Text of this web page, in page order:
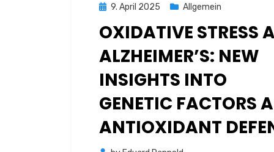
Posted
9. April 2025 Allgemein
OXIDATIVE STRESS
ALZHEIMER’S: NEW
INSIGHTS INTO
GENETIC FACTORS
ANTIOXIDANT